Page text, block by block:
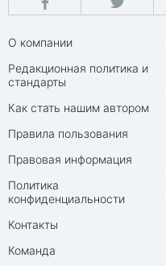
О компании
Редакционная политика и
стандарты
Как стать нашим автором
Правила пользования
Правовая информация
Политика
конфиденциальности
Контакты
Команда